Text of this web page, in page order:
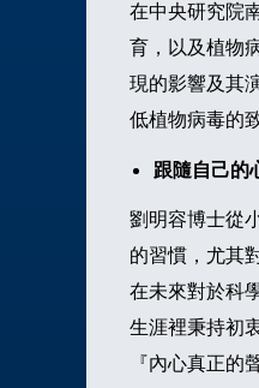
在中央研究院
育，以及植物
現的影響及其
低植物病毒的
跟隨自己的
劉明容博士從
的習慣，尤其
在未來對於科
生涯裡秉持初
『內心真正的